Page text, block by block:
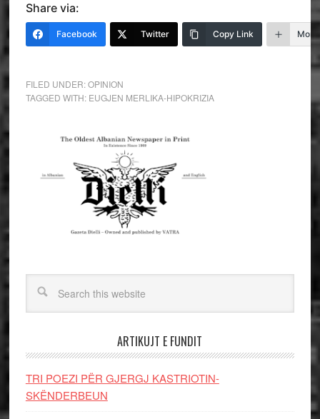
Share via:
Facebook Twitter Copy Link More
FILED UNDER:OPINION
TAGGED WITH: EUGJEN MERLIKA-HIPOKRIZIA
ARTIKUJT E FUNDIT
TRI POEZI PËR GJERGJ KASTRIOTIN-
SKËNDERBEUN